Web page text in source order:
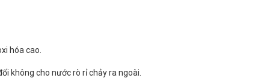
hóa cao.
không cho nước rò rỉ chảy ra ngoài.